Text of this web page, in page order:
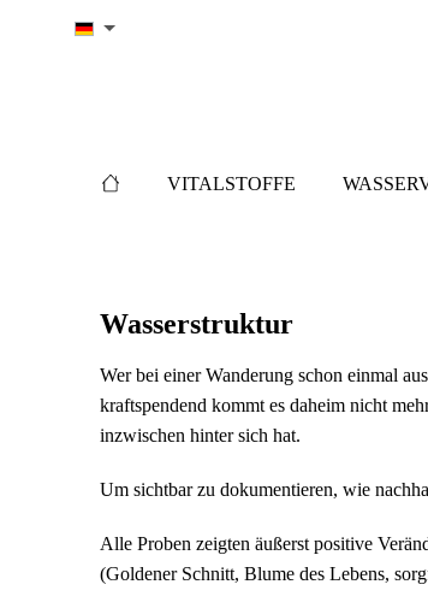
Zur Hauptnavigation springen
VITALSTOFFE
Wasserstruktur
Wer bei einer Wanderung schon einmal
kraftspendend kommt es daheim nicht
inzwischen hinter sich hat.
Um sichtbar zu dokumentieren, wie
Alle Proben zeigten äußerst positive
(Goldener Schnitt, Blume des Lebens,